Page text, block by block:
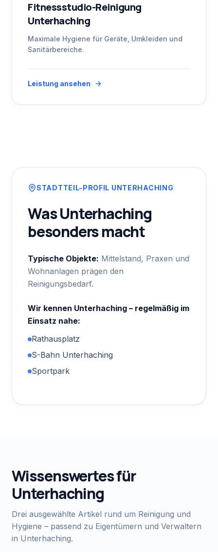
Fitnessstudio-Reinigung
Unterhaching
Maximale Hygiene für Geräte, Umkleiden und
Sanitärbereiche.
Leistung ansehen
STADTTEIL-PROFIL UNTERHACHING
WasUnterhaching
besonders macht
Typische Objekte: Mittelstand, Praxen und
Wohnanlagen prägen den
Reinigungsbedarf.
Wir kennen Unterhaching – regelmäßig im
Einsatz nahe:
Rathausplatz
S-Bahn Unterhaching
Sportpark
Wissenswertes für
Unterhaching
Drei ausgewählte Artikel rund um Reinigung und
Hygiene – passend zu Eigentümern und Verwaltern
in Unterhaching.